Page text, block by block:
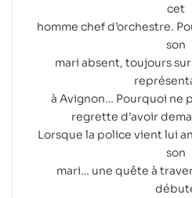
cet
homme chef d’orchestre.
son
mari absent, toujours
à Avignon… Pourquoi ne
regrette d’avoir
Lorsque la police vient lui
son
mari… une quête à